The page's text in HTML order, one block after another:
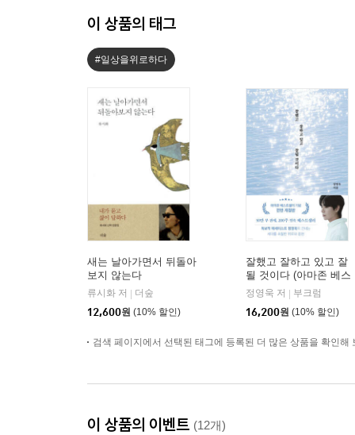
이 상품의 태그
#일상을위로하다
새는 날아가면서 뒤돌아
보지 않는다
류시화 저
더숲
12,600원 (10% 할인)
잘했고 잘하고 있고 잘
될 것이다 (아마존 베스
트셀러 기념 전면 개정
정영욱 저
부크럼
16,200원 (10% 할인)
검색 페이지에서 선택된 태그에 등록된 더 많은 상품을 확인해
이 상품의 이벤트 (12개)